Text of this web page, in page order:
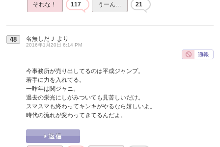
それな！ 117 うーん… 21
48 名無しだＪ より
2016年1月20日 6:14 PM
今事務所が売り出してるのは平成ジャンプ。
若手に力を入れてる。
一昨年は関ジャニ。
過去の栄光にしがみついても見苦しいだけ。
スマスマも終わってキンキがやるなら嬉しいよ。
時代の流れが変わってきてるんだよ。